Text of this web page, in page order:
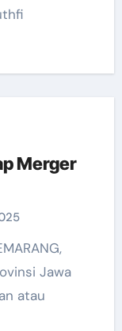
Merger
Jawa
atau